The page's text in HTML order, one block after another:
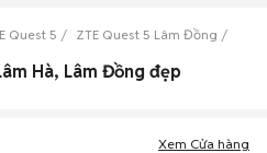
Quest 5 ZTE Quest 5 Lâm Đồng
Hà, Lâm Đồng đẹp
Xem Cửa hàng